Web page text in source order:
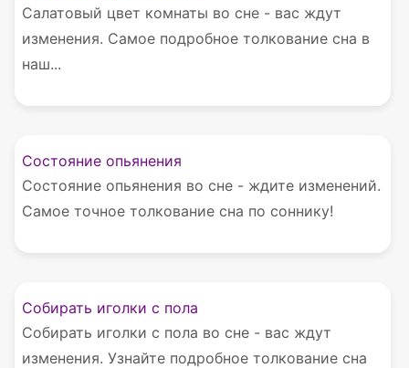
Салатовый цвет комнаты во сне - вас ждут
изменения. Самое подробное толкование сна в
наш...
Состояние опьянения
Состояние опьянения во сне - ждите изменений.
Самое точное толкование сна по соннику!
Собирать иголки с пола
Собирать иголки с пола во сне - вас ждут
изменения. Узнайте подробное толкование сна